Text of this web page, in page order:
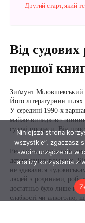
Niniejsza strona
wszystkie”, zgadzasz
swoim urządzeniu w
analizy korzystania z